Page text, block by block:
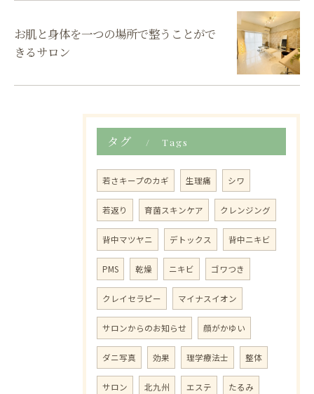
お肌と身体を一つの場所で整うことがで
きるサロン
タグ Tags
若さキープのカギ 生理痛 シワ
若返り 育菌スキンケア クレンジング
背中マツヤニ デトックス 背中ニキビ
PMS 乾燥 ニキビ ゴワつき
クレイセラピー マイナスイオン
サロンからのお知らせ 顔がかゆい
ダニ写真 効果 理学療法士 整体
サロン 北九州 エステ たるみ